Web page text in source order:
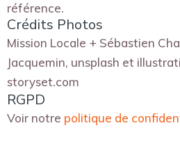
référence.
Crédits Photos
Mission Locale + Sébastien
Jacquemin, unsplash et
storyset.com
RGPD
Voir notre politique de